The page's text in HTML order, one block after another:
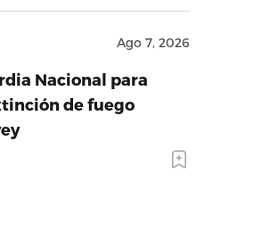
Ago 7, 2026
Nacional para
de fuego